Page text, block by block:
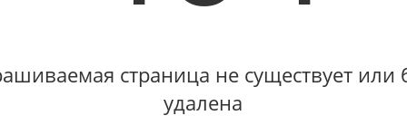
страница не существует или
удалена